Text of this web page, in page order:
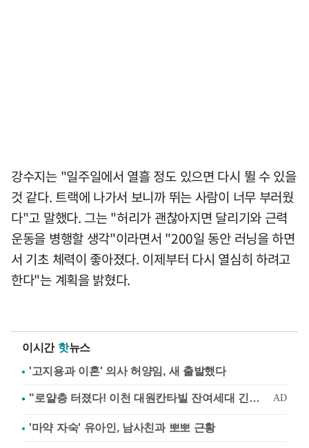
강수지는 "일주일에서 열흘 정도 있으면 다시 뛸 수 있을
것 같다. 트랙에 나가서 보니까 뛰는 사람이 너무 부러웠
다"고 말했다. 그는 "허리가 괜찮아지면 달리기와 근력
운동을 병행할 생각"이라면서 "200일 동안 러닝을 하면
서 기초 체력이 좋아졌다. 이제부터 다시 열심히 하려고
한다"는 계획을 밝혔다.
이시간 핫뉴스
'고지용과 이혼' 의사 허양임, 새 출발했다
'마약 자숙' 유아인, 남사친과 뽀뽀 근황